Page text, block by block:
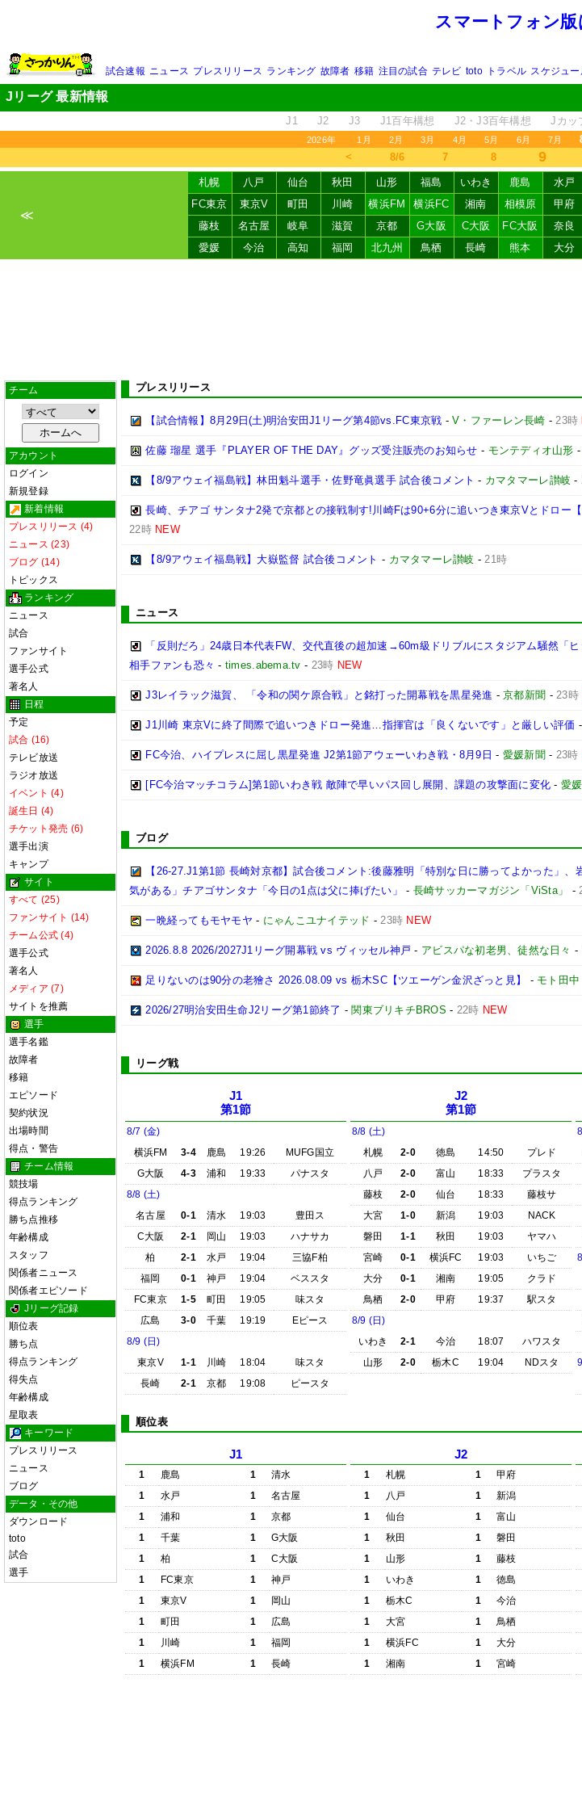
スマートフォン版
試合速報 ニュース プレスリリース ランキング 故障者 移籍 注目の試合 テレビ toto トラベル スケジュー
Jリーグ 最新情報
J1 J2 J3 J1百年構想 J2・J3百年構想 Jカッ
2026年 1月 2月 3月 4月 5月 6月 7月
＜ 8/6 7 8 9
≪
札幌 八戸 仙台 秋田 山形 福島 いわき 鹿島 水戸
FC東京
東京V 町田 川崎 横浜FM 横浜FC 湘南 相模原 甲府
藤枝
名古屋 岐阜 滋賀 京都 G大阪 C大阪 FC大阪 奈良
愛媛
今治 高知 福岡 北九州 鳥栖 長崎 熊本 大分
チーム
アカウント
ログイン
新規登録
新着情報
プレスリリース (4)
ニュース (23)
ブログ (14)
トピックス
ランキング
ニュース
試合
ファンサイト
選手公式
著名人
日程
予定
試合 (16)
テレビ放送
ラジオ放送
イベント (4)
誕生日 (4)
チケット発売 (6)
選手出演
キャンプ
サイト
すべて (25)
ファンサイト (14)
チーム公式 (4)
選手公式
著名人
メディア (7)
サイトを推薦
選手
選手名鑑
故障者
移籍
エピソード
契約状況
出場時間
得点・警告
チーム情報
競技場
得点ランキング
勝ち点推移
年齢構成
スタッフ
関係者ニュース
関係者エピソード
Jリーグ記録
順位表
勝ち点
得点ランキング
得失点
年齢構成
星取表
キーワード
プレスリリース
ニュース
ブログ
データ・その他
ダウンロード
toto
試合
選手
プレスリリース
【試合情報】8月29日(土)明治安田J1リーグ第4節vs.FC東京戦 -V・ファーレン長崎 -23時
佐藤 瑠星 選手『PLAYER OF THE DAY』グッズ受注販売のお知らせ - モンテディオ山形
【8/9アウェイ福島戦】林田魁斗選手・佐野竜眞選手 試合後コメント - カマタマーレ讃岐 -
長崎、チアゴ サンタナ2発で京都との接戦制す!川崎Fは90+6分に追いつき東京Vとドロー
22時 NEW
【8/9アウェイ福島戦】大嶽監督 試合後コメント - カマタマーレ讃岐 -21時
ニュース
「反則だろ」24歳日本代表FW、交代直後の超加速→60m級ドリブルにスタジアム騒然「
相手ファンも恐々 - times.abema.tv - 23時 NEW
J3レイラック滋賀、 「令和の関ケ原合戦」と銘打った開幕戦を黒星発進 -京都新聞 -23時
J1川崎 東京Vに終了間際で追いつきドロー発進…指揮官は「良くないです」と厳しい評価
FC今治、ハイプレスに屈し黒星発進 J2第1節アウェーいわき戦・8月9日 - 愛媛新聞 - 23時
[FC今治マッチコラム]第1節いわき戦 敵陣で早いパス回し展開、課題の攻撃面に変化 -愛
ブログ
【26-27.J1第1節 長崎対京都】試合後コメント:後藤雅明「特別な日に勝ってよかった」
気がある」チアゴサンタナ「今日の1点は父に捧げたい」
- 長崎サッカーマガジン「ViSta」 -
一晩経ってもモヤモヤ - にゃんこユナイテッド -23時 NEW
2026.8.8 2026/2027J1リーグ開幕戦 vs ヴィッセル神戸 - アビスパな初老男、徒然な日々 -
足りないのは90分の老獪さ 2026.08.09 vs 栃木SC【ツエーゲン金沢ざっと見】 - モト田中
2026/27明治安田生命J2リーグ第1節終了 - 関東ブリキチBROS - 22時 NEW
リーグ戦
J1
第1節
8/7 (金)
横浜FM
3-4 鹿島 19:26
MUFG国立
G大阪
4-3 浦和 19:33
パナスタ
8/8 (土)
名古屋
0-1 清水 19:03
豊田ス
C大阪
2-1 岡山 19:03
ハナサカ
柏
2-1 水戸 19:04
三協F柏
福岡
0-1 神戸 19:04
ベススタ
FC東京
1-5 町田 19:05
味スタ
広島
3-0 千葉 19:19
Eピース
8/9 (日)
東京V
1-1 川崎 18:04
味スタ
長崎
2-1 京都 19:08 ピースタ
J2
第1節
8/8 (土)
札幌
2-0 徳島 14:50
プレド
八戸
2-0 富山 18:33
プラスタ
藤枝
2-0 仙台 18:33
藤枝サ
大宮
1-0 新潟 19:03
NACK
磐田
1-1 秋田 19:03
ヤマハ
宮崎
0-1 横浜FC 19:03
いちご
大分
0-1 湘南 19:05
クラド
鳥栖
2-0 甲府 19:37
駅スタ
8/9 (日)
いわき
2-1 今治 18:07
ハワスタ
山形
2-0 栃木C 19:04 NDスタ
順位表
J1
1 鹿島 1
清水
1
水戸 1
名古屋
1
浦和 1
京都
1
千葉 1
G大阪
1
柏 1
C大阪
1
FC東京 1
神戸
1
東京V 1
岡山
1
町田 1
広島
1
川崎 1
福岡
1
横浜FM 1 長崎
J2
1 札幌 1
甲府
1
八戸 1
新潟
1
仙台 1
富山
1
秋田 1
磐田
1
山形 1
藤枝
1
いわき 1
徳島
1
栃木C 1
今治
1
大宮 1
鳥栖
1
横浜FC 1
大分
1
湘南 1 宮崎